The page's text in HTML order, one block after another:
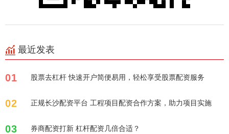
最近发表
01 股票去杠杆 快速开户简便易用，轻松享受股票配资服务
02 正规长沙配资平台 工程项目配资合作方案，助力项目实施
03 券商配资打新 杠杆配资几倍合适？